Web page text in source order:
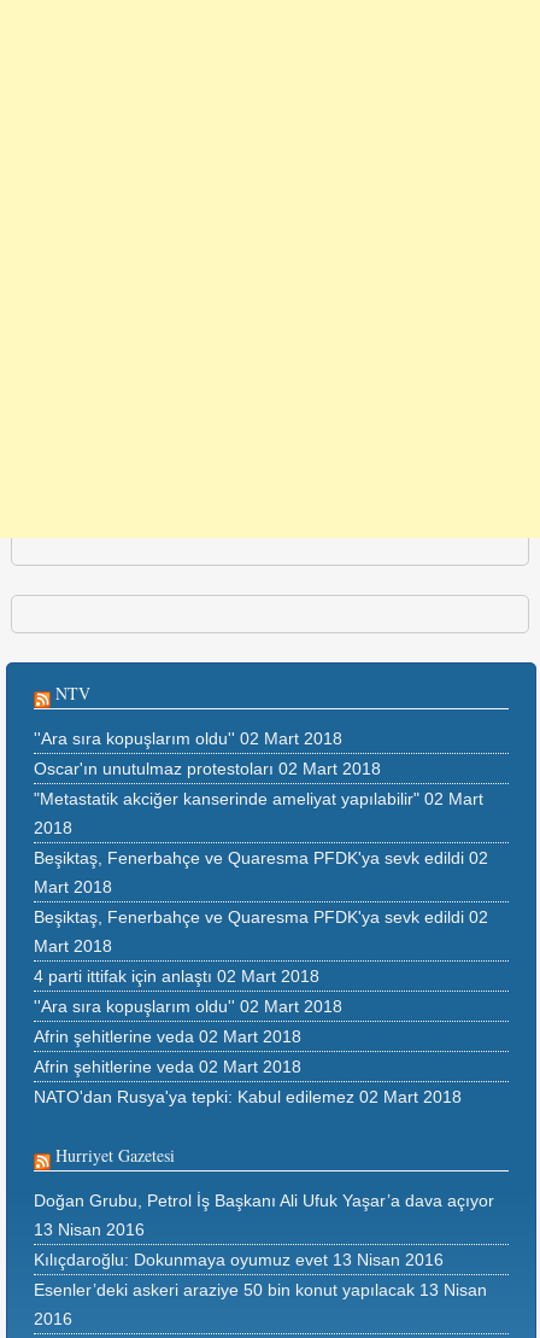
NTV
''Ara sıra kopuşlarım oldu'' 02 Mart 2018
Oscar'ın unutulmaz protestoları 02 Mart 2018
"Metastatik akciğer kanserinde ameliyat yapılabilir" 02 Mart
2018
Beşiktaş, Fenerbahçe ve Quaresma PFDK'ya sevk edildi 02
Mart 2018
Beşiktaş, Fenerbahçe ve Quaresma PFDK'ya sevk edildi 02
Mart 2018
4 parti ittifak için anlaştı 02 Mart 2018
''Ara sıra kopuşlarım oldu'' 02 Mart 2018
Afrin şehitlerine veda 02 Mart 2018
Afrin şehitlerine veda 02 Mart 2018
NATO'dan Rusya'ya tepki: Kabul edilemez 02 Mart 2018
Hurriyet Gazetesi
Doğan Grubu, Petrol İş Başkanı Ali Ufuk Yaşar’a dava açıyor
13 Nisan 2016
Kılıçdaroğlu: Dokunmaya oyumuz evet 13 Nisan 2016
Esenler’deki askeri araziye 50 bin konut yapılacak 13 Nisan
2016